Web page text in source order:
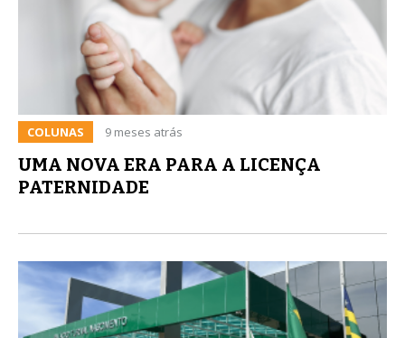
COLUNAS 9 meses atrás
UMA NOVA ERA PARA A LICENÇA
PATERNIDADE